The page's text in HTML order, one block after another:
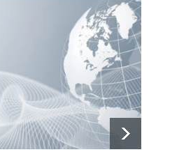
İran: Umman ile
mutabakatın genel
çerçevesi neredeyse
şekillendi
Güncel 7 Ağustos 2026